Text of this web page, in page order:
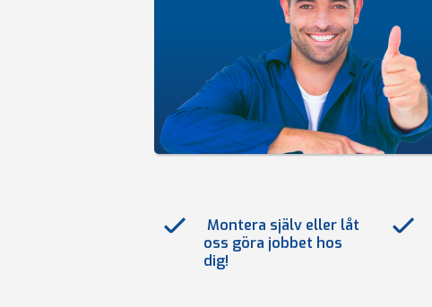
Montera själv eller låt
oss göra jobbet hos
dig!